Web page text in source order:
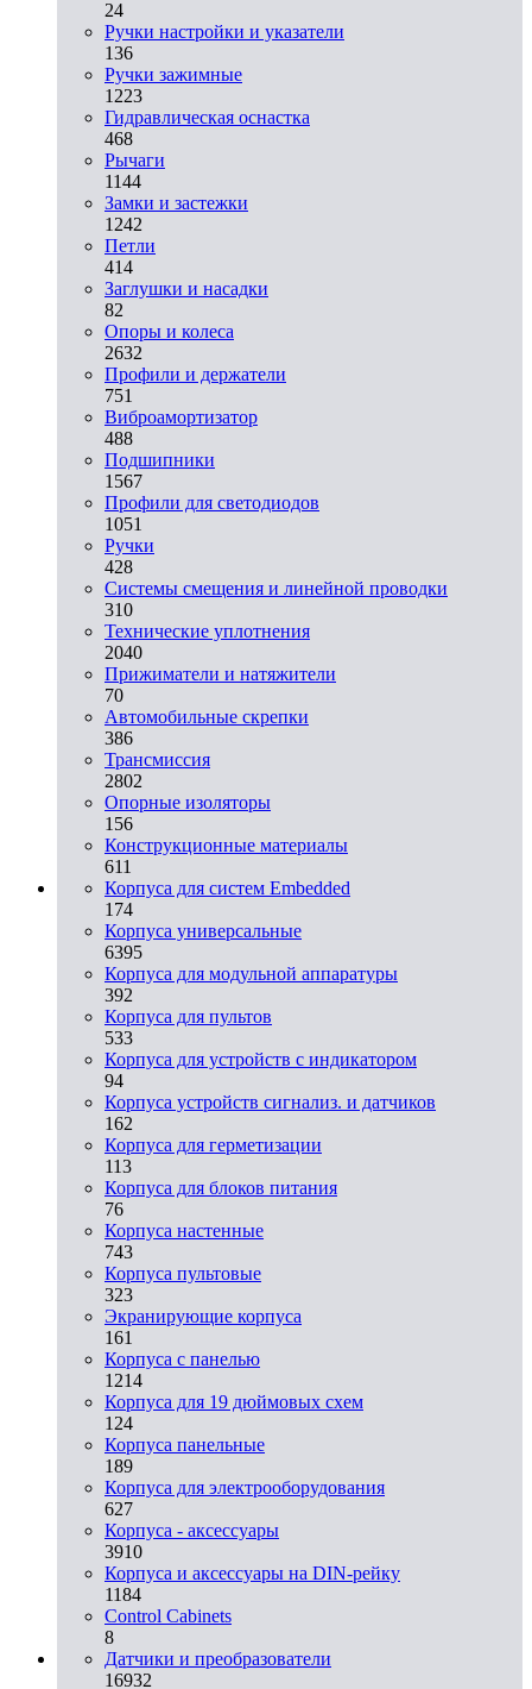
24
Ручки настройки и указатели
136
Ручки зажимные
1223
Гидравлическая оснастка
468
Рычаги
1144
Замки и застежки
1242
Петли
414
Заглушки и насадки
82
Опоры и колеса
2632
Профили и держатели
751
Виброамортизатор
488
Подшипники
1567
Профили для светодиодов
1051
Ручки
428
Системы смещения и линейной проводки
310
Технические уплотнения
2040
Прижиматели и натяжители
70
Автомобильные скрепки
386
Трансмиссия
2802
Опорные изоляторы
156
Конструкционные материалы
611
Корпуса для систем Embedded
174
Корпуса универсальные
6395
Корпуса для модульной аппаратуры
392
Корпуса для пультов
533
Корпуса для устройств с индикатором
94
Корпуса устройств сигнализ. и датчиков
162
Корпуса для герметизации
113
Корпуса для блоков питания
76
Корпуса настенные
743
Корпуса пультовые
323
Экранирующие корпуса
161
Корпуса с панелью
1214
Корпуса для 19 дюймовых схем
124
Корпуса панельные
189
Корпуса для электрооборудования
627
Корпуса - аксессуары
3910
Корпуса и аксессуары на DIN-рейку
1184
Control Cabinets
8
Датчики и преобразователи
16932